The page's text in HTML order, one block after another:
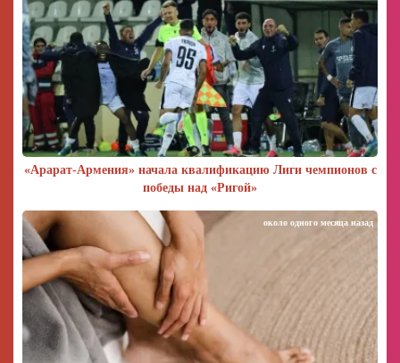
«Арарат‑Армения» начала квалификацию Лиги чемпионов с
победы над «Ригой»
около одного месяца назад